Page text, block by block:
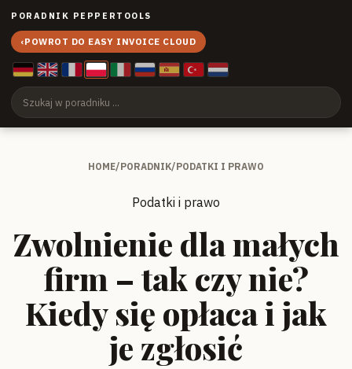
PORADNIK PEPPERTOOLS
‹POWROT DO EASY INVOICE CLOUD
HOME/PORADNIK/PODATKI I PRAWO
Podatki i prawo
Zwolnienie dla małych
firm – tak czy nie?
Kiedy się opłaca i jak
je zgłosić